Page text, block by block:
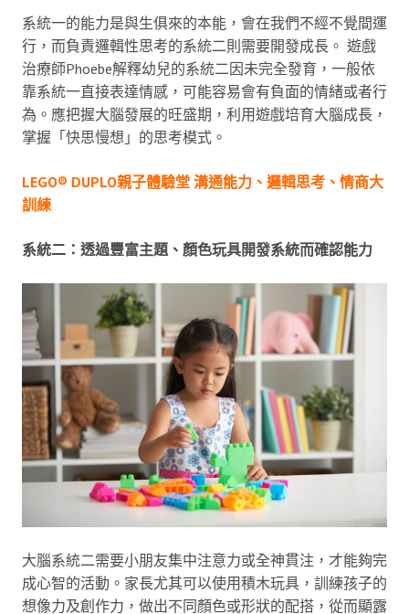
系統一的能力是與生俱來的本能，會在我們不經不覺間運
行，而負責邏輯性思考的系統二則需要開發成長。 遊戲
治療師Phoebe解釋幼兒的系統二因未完全發育，一般依
靠系統一直接表達情感，可能容易會有負面的情緒或者行
為。應把握大腦發展的旺盛期，利用遊戲培育大腦成長，
掌握「快思慢想」的思考模式。
LEGO® DUPLO親子體驗堂 溝通能力、邏輯思考、情商大
訓練
系統二：透過豐富主題、顏色玩具開發系統而確認能力
大腦系統二需要小朋友集中注意力或全神貫注，才能夠完
成心智的活動。家長尤其可以使用積木玩具，訓練孩子的
想像力及創作力，做出不同顏色或形狀的配搭，從而顯露